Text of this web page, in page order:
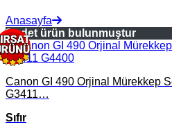
Anasayfa
2 adet ürün bulunmuştur
Canon GI 490 Orjinal Mürekkep
G3411…
Sıfır